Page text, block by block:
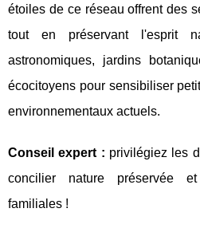
étoiles de ce réseau offrent des
tout en préservant l'esprit
astronomiques, jardins
écocitoyens pour sensibiliser
environnementaux actuels.
Conseil expert : privilégiez les
concilier nature préservée
familiales !